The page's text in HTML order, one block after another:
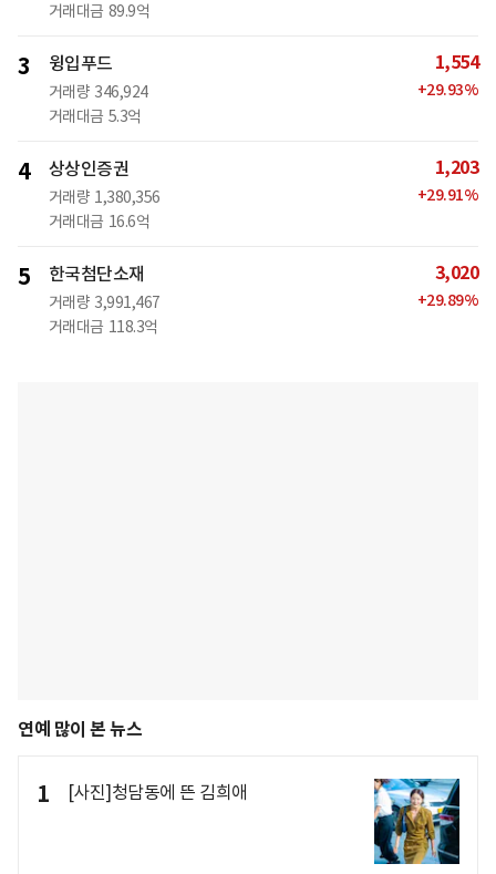
거래대금 89.9억
3 윙입푸드
거래량 346,924
거래대금 5.3억
1,554
+29.93%
4 상상인증권
거래량 1,380,356
거래대금 16.6억
1,203
+29.91%
5 한국첨단소재
거래량 3,991,467
거래대금 118.3억
3,020
+29.89%
연예 많이 본 뉴스
1 [사진]청담동에 뜬 김희애